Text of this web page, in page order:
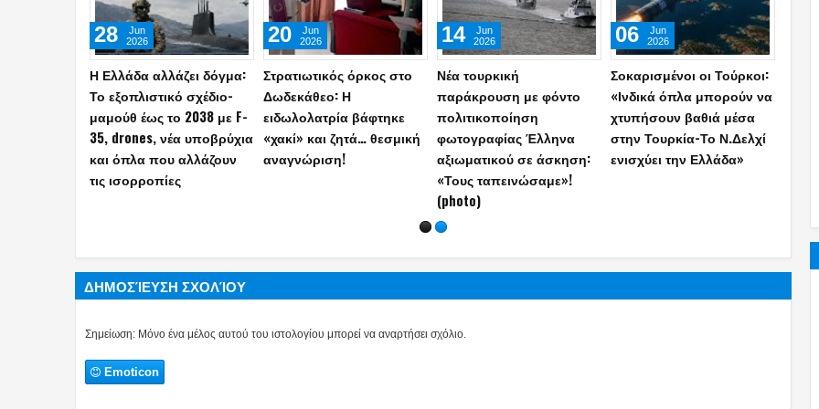
Η Ελλάδα είναι κοντά
στην επανέναρξη των
εργασιών για την πόντιση
του καλωδίου της
ηλεκτρικής διασύνδεσης –
Κάθε έργο στο Αιγαίο θα
22
May
2026
ΓΕΣ: Αυτά είναι τα νέα
διακριτικά Μονίμων
Υπαξιωματικών και
ΕΠΟΠ–Έτσι θα φέρονται
στις στολές (photos)
22
Jul
2026
Κως: Κινηματογραφική
σύλληψη τριών Τούρκων
μετά από καταδίωξη με
jet ski και εντοπισμό
όπλου
18
Jul
2026
ΓΕΣ: Απαγορεύεται ρητά
Στρατιωτικός εν’ ενεργεία
να ασκεί ιδιωτικό έργο ή
εργασία–Ποιοι
εξαιρούνται
13
Jul
2026
Η
Το
35,
και
τις
ΔΗΜΟΣΊΕΥΣΗ ΣΧΟΛΊΟΥ
Σημείωση: Μόνο ένα μέλος αυτού του ιστολογίου μπορεί να αναρτήσει σχόλιο.